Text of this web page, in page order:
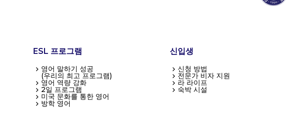
ESL 프로그램
영어 말하기 성공
(우리의 최고 프로그램)
영어 역량 강화
2일 프로그램
미국 문화를 통한 영어
방학 영어
신입생
신청 방법
전문가 비자 지원
라 라이프
숙박 시설